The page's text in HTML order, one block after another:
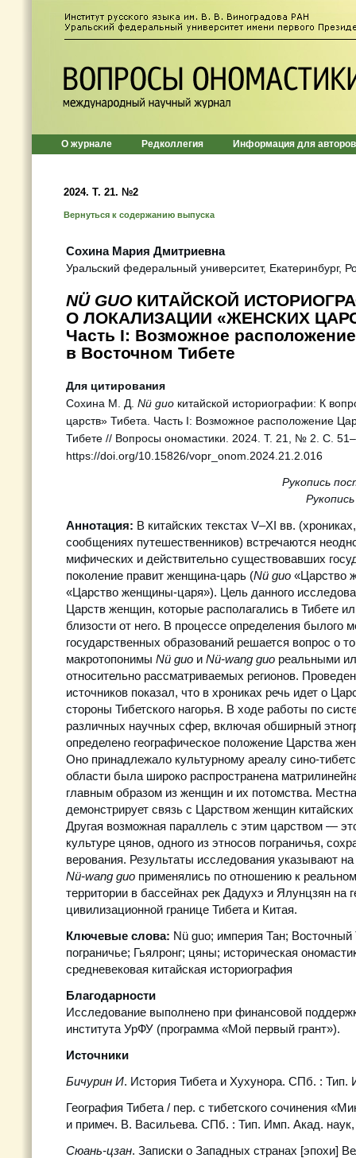
О журнале Редколлегия Информация для авторов
2024. Т. 21. №2
Вернуться к содержанию выпуска
Сохина Мария Дмитриевна
Уральский федеральный университет, Екатеринбург,
NÜ GUO КИТАЙСКОЙ
О ЛОКАЛИЗАЦИИ «ЖЕНСКИХ
Часть I: Возможное
в Восточном Тибете
Для цитирования
Сохина М. Д. Nü guo китайской историографии: К
царств» Тибета. Часть I: Возможное расположение
Тибете // Вопросы ономастики. 2024. Т. 21, № 2. С.
https://doi.org/10.15826/vopr_onom.2024.21.2.016
Рукопись
Аннотация: В китайских текстах V–XI вв.
сообщениях путешественников) встречаются
мифических и действительно существовавших
поколение правит женщина-царь (Nü guo «Царство
«Царство женщины-царя»). Цель данного
Царств женщин, которые располагались в Тибете
близости от него. В процессе определения былого
государственных образований решается вопрос о
макротопонимы Nü guo и Nü-wang guo реальными
относительно рассматриваемых регионов.
источников показал, что в хрониках речь идет о
стороны Тибетского нагорья. В ходе работы по
различных научных сфер, включая обширный
определено географическое положение Царства
Оно принадлежало культурному ареалу сино-
области была широко распространена
главным образом из женщин и их потомства.
демонстрирует связь с Царством женщин
Другая возможная параллель с этим царством —
культуре цянов, одного из этносов пограничья,
верования. Результаты исследования указывают
Nü-wang guo применялись по отношению к
территории в бассейнах рек Дадухэ и Ялунцзян на
цивилизационной границе Тибета и Китая.
Ключевые слова: Nü guo; империя Тан; Восточный
пограничье; Гьялронг; цяны; историческая
средневековая китайская историография
Благодарности
Исследование выполнено при финансовой
института УрФУ (программа «Мой первый грант»).
Источники
Бичурин И. История Тибета и Хухунора. СПб. : Тип.
География Тибета / пер. с тибетского сочинения
и примеч. В. Васильева. СПб. : Тип. Имп. Акад. наук,
Сюань-цзан. Записки о Западных странах [эпохи]